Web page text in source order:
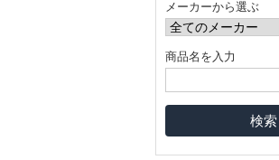
メーカーから選ぶ
商品名を入力